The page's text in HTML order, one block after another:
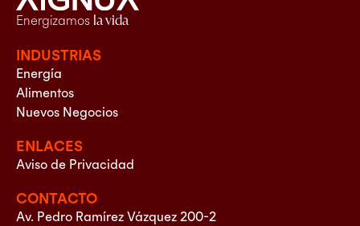
Energizamos la vida
INDUSTRIAS
Energía
Alimentos
Nuevos Negocios
ENLACES
Aviso de Privacidad
CONTACTO
Av. Pedro Ramírez Vázquez 200-2